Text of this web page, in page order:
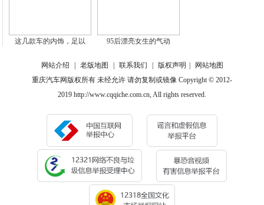
这几款车的内饰，足以 95后漂亮女生的气动
网站介绍 老版地图 联系我们 版权声明
网站地图
重庆汽车网版权所有 未经允许 请勿复制或镜像 Copyright © 2012-
2019 http://www.cqqiche.com.cn, All rights reserved.